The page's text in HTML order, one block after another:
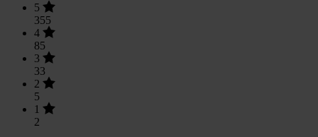
5
355
4
85
3
33
2
5
1
2